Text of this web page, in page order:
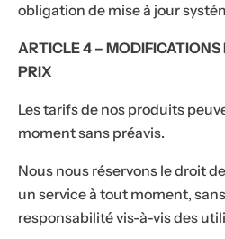
obligation de mise à jour
ARTICLE 4 – MODIFICATIONS
PRIX
Les tarifs de nos produits
moment sans préavis.
Nous nous réservons le droit
un service à tout moment,
responsabilité vis-à-vis des